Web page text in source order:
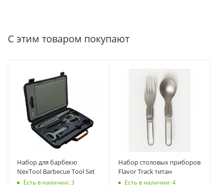
С этим товаром покупают
Набор для барбекю
NexTool Barbecue Tool Set
Есть в наличии: 3
Набор столовых приборов
Flavor Track титан
Есть в наличии: 4